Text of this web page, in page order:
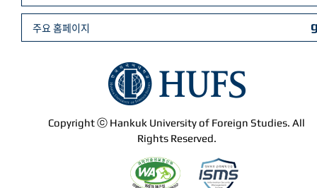
Copyright ⓒ Hankuk University of Foreign Studies. All
Rights Reserved.
주요 홈페이지